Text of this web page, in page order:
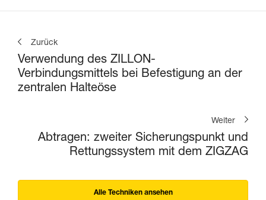
Zurück
Verwendung des ZILLON-
Verbindungsmittels bei Befestigung an der
zentralen Halteöse
Weiter
Abtragen: zweiter Sicherungspunkt und
Rettungssystem mit dem ZIGZAG
Alle Techniken ansehen